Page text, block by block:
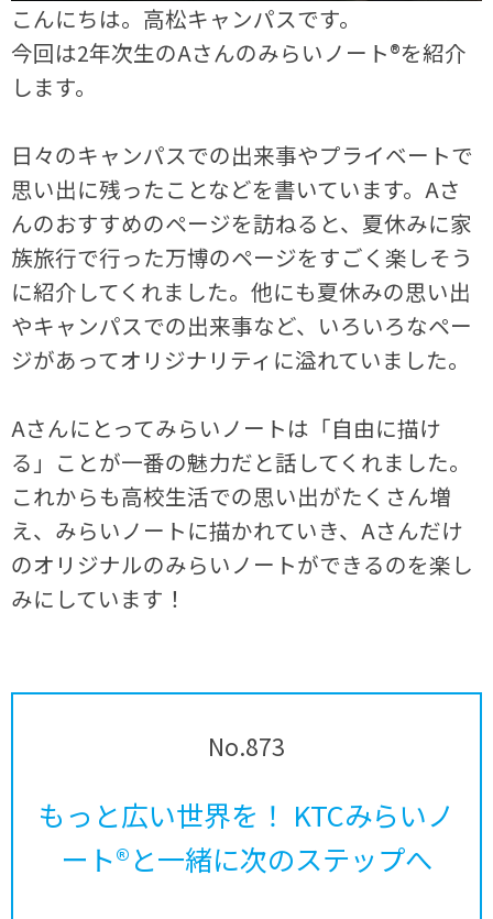
こんにちは。高松キャンパスです。
今回は2年次生のAさんのみらいノート®を紹介
します。
日々のキャンパスでの出来事やプライベートで
思い出に残ったことなどを書いています。Aさ
んのおすすめのページを訪ねると、夏休みに家
族旅行で行った万博のページをすごく楽しそう
に紹介してくれました。他にも夏休みの思い出
やキャンパスでの出来事など、いろいろなペー
ジがあってオリジナリティに溢れていました。
Aさんにとってみらいノートは「自由に描け
る」ことが一番の魅力だと話してくれました。
これからも高校生活での思い出がたくさん増
え、みらいノートに描かれていき、Aさんだけ
のオリジナルのみらいノートができるのを楽し
みにしています！
No.873
もっと広い世界を！ KTCみらいノ
ート®と一緒に次のステップへ